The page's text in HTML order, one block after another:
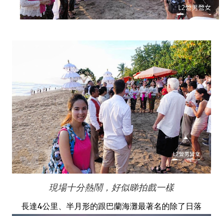
現場十分熱鬧，好似睇拍戲一樣
長達4公里、半月形的跟巴蘭海灘最著名的除了日落